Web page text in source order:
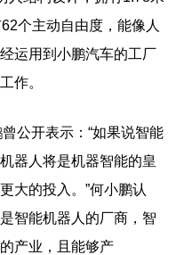
个主动自由度，能像人
运用到小鹏汽车的工厂
作。
开表示：“如果说智能
器人将是机器智能的皇
大的投入。”何小鹏认
智能机器人的厂商，智
产业，且能够产